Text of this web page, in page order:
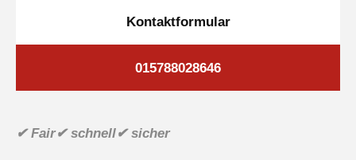
Kontaktformular
015788028646
✔ Fair✔ schnell✔ sicher